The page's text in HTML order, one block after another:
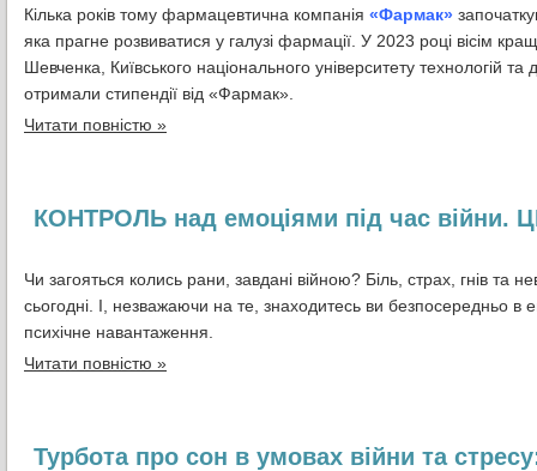
Кілька років тому фармацевтична компанія «Фармак»
яка прагне розвиватися у галузі фармації. У 2023 році вісім
Шевченка, Київського національного університету технологій
отримали стипендії від «Фармак».
Читати повністю »
КОНТРОЛЬ над емоціями під час війни.
Чи загояться колись рани, завдані війною? Біль, страх, гнів та
сьогодні. І, незважаючи на те, знаходитесь ви безпосередньо в
психічне навантаження.
Читати повністю »
Турбота про сон в умовах війни та